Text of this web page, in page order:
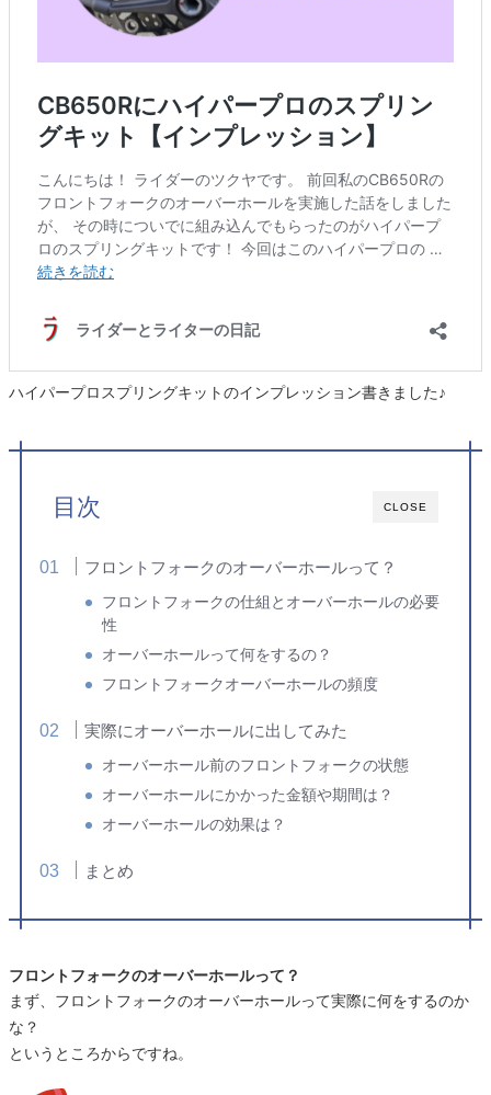
ハイパープロスプリングキットのインプレッション書きました♪
CLOSE
目次
フロントフォークのオーバーホールって？
フロントフォークの仕組とオーバーホールの必要
性
オーバーホールって何をするの？
フロントフォークオーバーホールの頻度
実際にオーバーホールに出してみた
オーバーホール前のフロントフォークの状態
オーバーホールにかかった金額や期間は？
オーバーホールの効果は？
まとめ
フロントフォークのオーバーホールって？
まず、フロントフォークのオーバーホールって実際に何をするのか
な？
というところからですね。